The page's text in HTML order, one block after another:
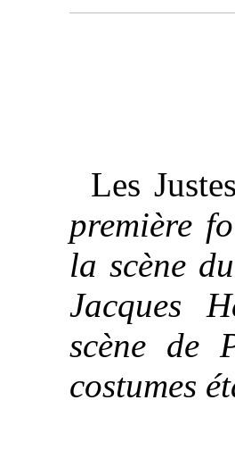
Les Justes
première
la scène
Jacques
scène de
costumes